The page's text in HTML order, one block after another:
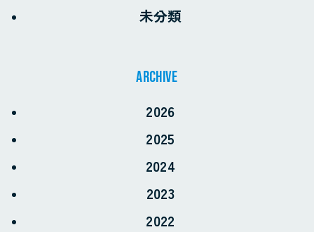
未分類
archive
2026
2025
2024
2023
2022